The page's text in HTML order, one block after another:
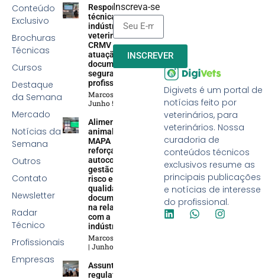
Digivets é um portal de
notícias feito por
veterinários, para
veterinários. Nossa
curadoria de
conteúdos técnicos
exclusivos resume as
principais publicações
e notícias de interesse
do profissional.
Conteúdo
Exclusivo
Brochuras
Técnicas
Cursos
Destaque
da Semana
Mercado
Notícias da
Semana
Outros
Contato
Newsletter
Radar
Técnico
Profissionais
Empresas
Responsabilidade
técnica na
indústria
veterinária:
CRMV reforça
atuação efetiva,
documentação e
segurança
profissional
Marcos Soares
Junho 5, 2026
Alimentação
animal:
MAPA
reforça
autocontrole,
gestão de
risco e
qualidade
documental
na relação
com a
indústria
Marcos Soares
Junho 5, 2026
Assuntos
regulatórios na
Inscreva-se
INSCREVER